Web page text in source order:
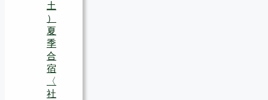
土
）
夏
季
合
宿
〈
社